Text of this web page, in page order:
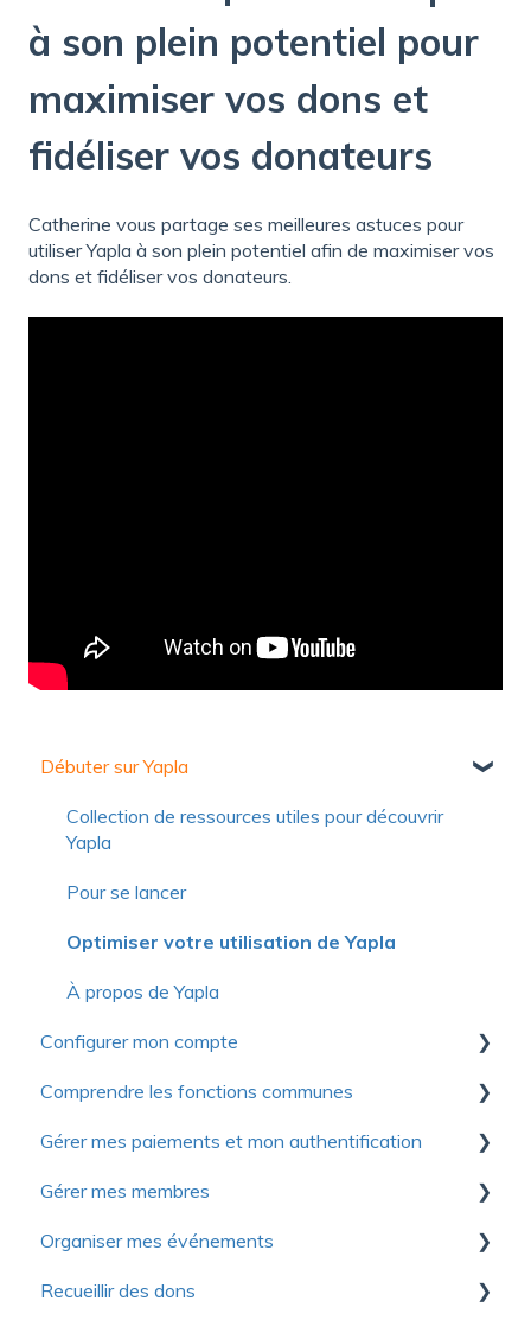
à son plein potentiel pour
maximiser vos dons et
fidéliser vos donateurs
Catherine vous partage ses meilleures astuces pour
utiliser Yapla à son plein potentiel afin de maximiser vos
dons et fidéliser vos donateurs.
Débuter sur Yapla
Collection de ressources utiles pour découvrir
Yapla
Pour se lancer
Optimiser votre utilisation de Yapla
À propos de Yapla
Configurer mon compte
Premiers pas
Compte
Facturation
Licences et utilisateurs
Questions fréquentes
Comprendre les fonctions communes
Communications
Formulaires
Images et médias
Questions fréquentes
Gérer mes paiements et mon authentification
Authentification
Modes de paiement
Contribution volontaire et commission
Gérer mes membres
Premiers pas
Importer les membres
Organiser mes événements
Premiers pas
Recueillir des dons